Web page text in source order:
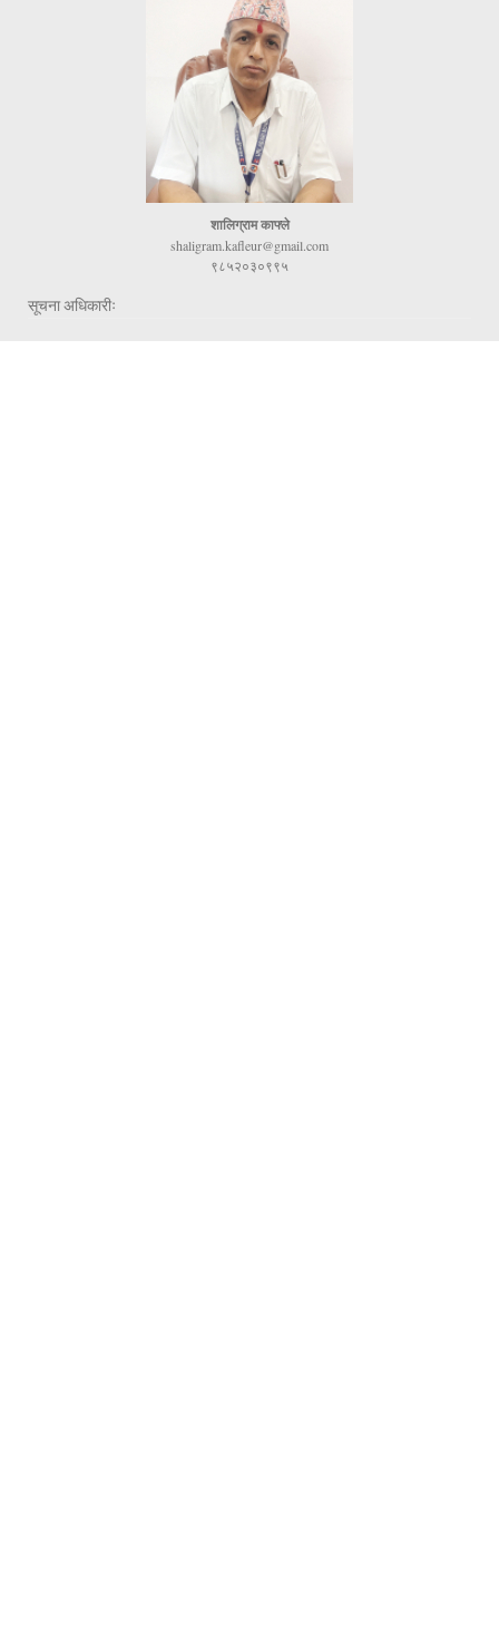
शालिग्राम काफ्ले
shaligram.kafleur@gmail.com
९८५२०३०९९५
सूचना अधिकारीः